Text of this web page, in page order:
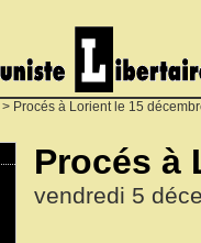
> Procés à Lorient le 15
Procés à
vendredi 5